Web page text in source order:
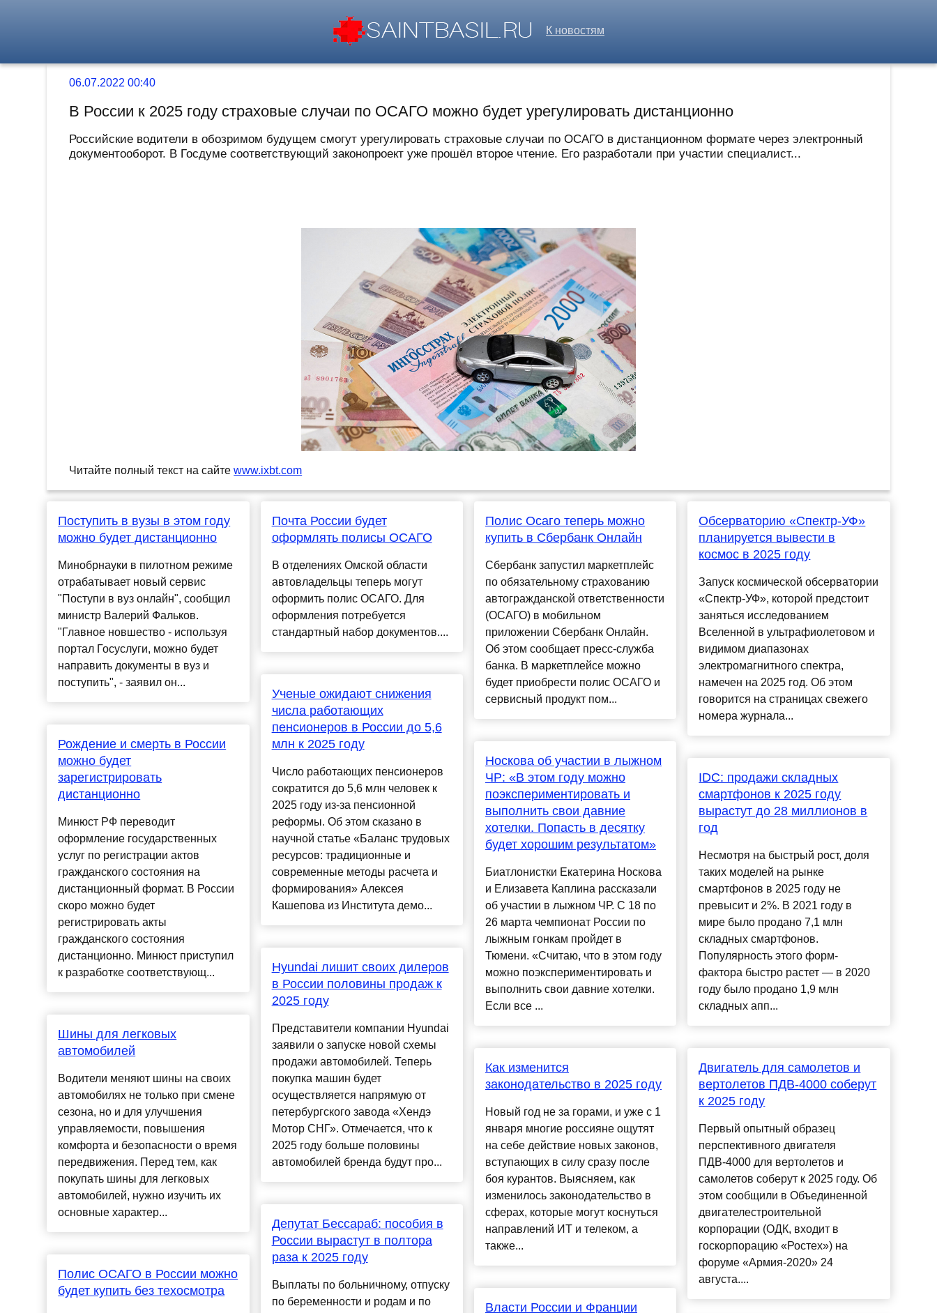
К новостям
06.07.2022 00:40
В России к 2025 году страховые случаи по ОСАГО можно будет урегулировать дистанционно
Российские водители в обозримом будущем смогут урегулировать страховые случаи по ОСАГО в дистанционном формате через электронный
документооборот. В Госдуме соответствующий законопроект уже прошёл второе чтение. Его разработали при участии специалист...
Читайте полный текст на сайтеwww.ixbt.com
Поступить в вузы в этом году
можно будет дистанционно
Минобрнауки в пилотном режиме
отрабатывает новый сервис
"Поступи в вуз онлайн", сообщил
министр Валерий Фальков.
"Главное новшество - используя
портал Госуслуги, можно будет
направить документы в вуз и
поступить", - заявил он...
Рождение и смерть в России
можно будет
зарегистрировать
дистанционно
Минюст РФ переводит
оформление государственных
услуг по регистрации актов
гражданского состояния на
дистанционный формат. В России
скоро можно будет
регистрировать акты
гражданского состояния
дистанционно. Минюст приступил
к разработке соответствующ...
Шины для легковых
автомобилей
Водители меняют шины на своих
автомобилях не только при смене
сезона, но и для улучшения
управляемости, повышения
комфорта и безопасности о время
передвижения. Перед тем, как
покупать шины для легковых
автомобилей, нужно изучить их
основные характер...
Полис ОСАГО в России можно
будет купить без техосмотра
Почта России будет
оформлять полисы ОСАГО
В отделениях Омской области
автовладельцы теперь могут
оформить полис ОСАГО. Для
оформления потребуется
стандартный набор документов....
Ученые ожидают снижения
числа работающих
пенсионеров в России до 5,6
млн к 2025 году
Число работающих пенсионеров
сократится до 5,6 млн человек к
2025 году из-за пенсионной
реформы. Об этом сказано в
научной статье «Баланс трудовых
ресурсов: традиционные и
современные методы расчета и
формирования» Алексея
Кашепова из Института демо...
Hyundai лишит своих дилеров
в России половины продаж к
2025 году
Представители компании Hyundai
заявили о запуске новой схемы
продажи автомобилей. Теперь
покупка машин будет
осуществляется напрямую от
петербургского завода «Хендэ
Мотор СНГ». Отмечается, что к
2025 году больше половины
автомобилей бренда будут про...
Депутат Бессараб: пособия в
России вырастут в полтора
раза к 2025 году
Выплаты по больничному, отпуску
по беременности и родам и по
Полис Осаго теперь можно
купить в Сбербанк Онлайн
Сбербанк запустил маркетплейс
по обязательному страхованию
автогражданской ответственности
(ОСАГО) в мобильном
приложении Сбербанк Онлайн.
Об этом сообщает пресс-служба
банка. В маркетплейсе можно
будет приобрести полис ОСАГО и
сервисный продукт пом...
Носкова об участии в лыжном
ЧР: «В этом году можно
поэкспериментировать и
выполнить свои давние
хотелки. Попасть в десятку
будет хорошим результатом»
Биатлонистки Екатерина Носкова
и Елизавета Каплина рассказали
об участии в лыжном ЧР. С 18 по
26 марта чемпионат России по
лыжным гонкам пройдет в
Тюмени. «Считаю, что в этом году
можно поэкспериментировать и
выполнить свои давние хотелки.
Если все ...
Как изменится
законодательство в 2025 году
Новый год не за горами, и уже с 1
января многие россияне ощутят
на себе действие новых законов,
вступающих в силу сразу после
боя курантов. Выясняем, как
изменилось законодательство в
сферах, которые могут коснуться
направлений ИТ и телеком, а
также...
Власти России и Франции
Обсерваторию «Спектр-УФ»
планируется вывести в
космос в 2025 году
Запуск космической обсерватории
«Спектр-УФ», которой предстоит
заняться исследованием
Вселенной в ультрафиолетовом и
видимом диапазонах
электромагнитного спектра,
намечен на 2025 год. Об этом
говорится на страницах свежего
номера журнала...
IDC: продажи складных
смартфонов к 2025 году
вырастут до 28 миллионов в
год
Несмотря на быстрый рост, доля
таких моделей на рынке
смартфонов в 2025 году не
превысит и 2%. В 2021 году в
мире было продано 7,1 млн
складных смартфонов.
Популярность этого форм-
фактора быстро растет — в 2020
году было продано 1,9 млн
складных апп...
Двигатель для самолетов и
вертолетов ПДВ-4000 соберут
к 2025 году
Первый опытный образец
перспективного двигателя
ПДВ-4000 для вертолетов и
самолетов соберут к 2025 году. Об
этом сообщили в Объединенной
двигателестроительной
корпорации (ОДК, входит в
госкорпорацию «Ростех») на
форуме «Армия-2020» 24
августа....